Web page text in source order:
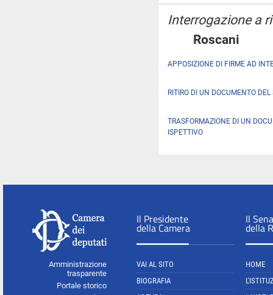
Interrogazione a
Roscani
APPOSIZIONE DI FIRME AD
RITIRO DI UN DOCUMENTO
TRASFORMAZIONE DI UN
ISPETTIVO
Amministrazione
trasparente
Portale storico
Il Presidente
della Camera
VAI AL SITO
BIOGRAFIA
Il
della
HOME